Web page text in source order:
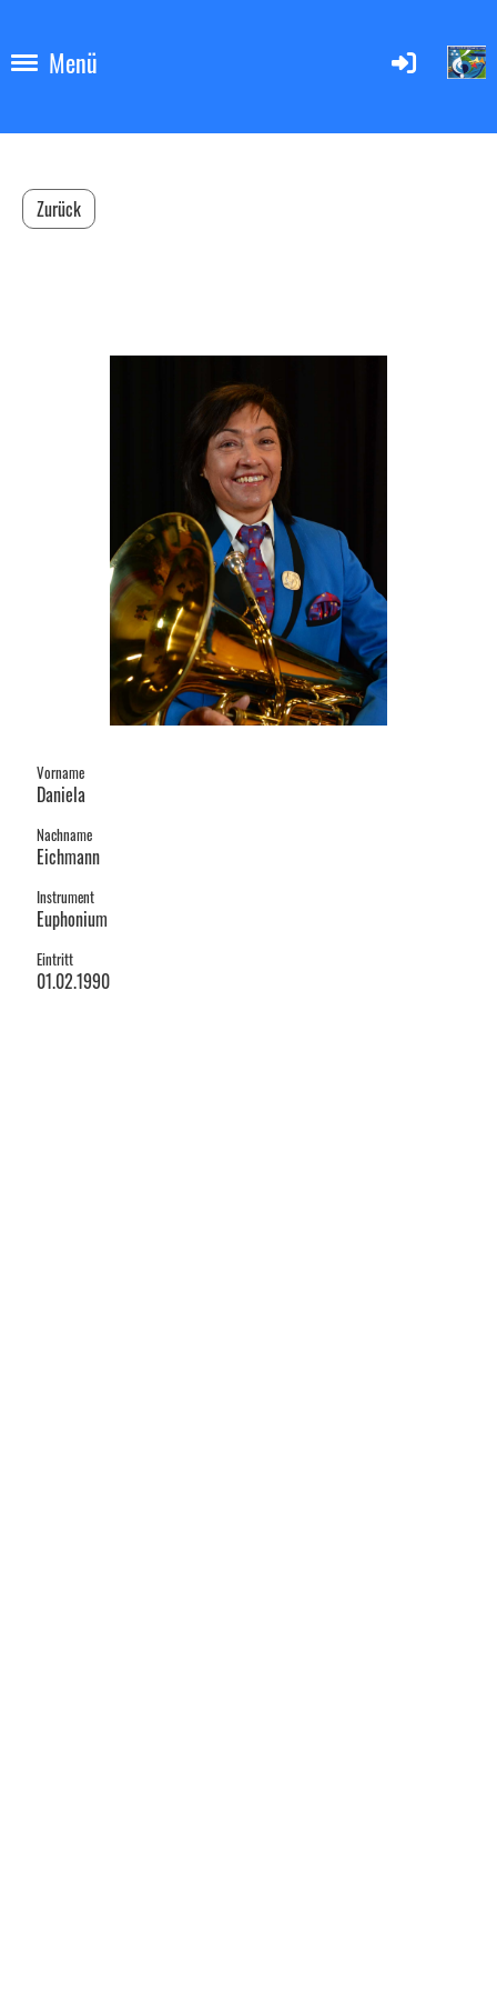
Menü
Zurück
Vorname
Daniela
Nachname
Eichmann
Instrument
Euphonium
Eintritt
01.02.1990